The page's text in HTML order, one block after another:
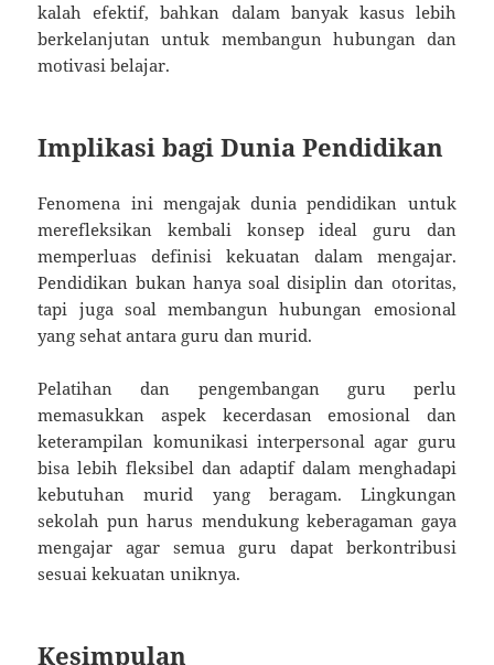
kalah efektif, bahkan dalam banyak kasus lebih
berkelanjutan untuk membangun hubungan dan
motivasi belajar.
Implikasi bagi Dunia Pendidikan
Fenomena ini mengajak dunia pendidikan untuk
merefleksikan kembali konsep ideal guru dan
memperluas definisi kekuatan dalam mengajar.
Pendidikan bukan hanya soal disiplin dan otoritas,
tapi juga soal membangun hubungan emosional
yang sehat antara guru dan murid.
Pelatihan dan pengembangan guru perlu
memasukkan aspek kecerdasan emosional dan
keterampilan komunikasi interpersonal agar guru
bisa lebih fleksibel dan adaptif dalam menghadapi
kebutuhan murid yang beragam. Lingkungan
sekolah pun harus mendukung keberagaman gaya
mengajar agar semua guru dapat berkontribusi
sesuai kekuatan uniknya.
Kesimpulan